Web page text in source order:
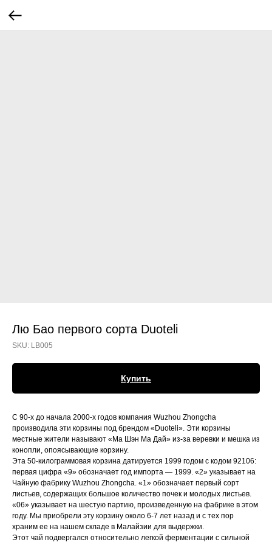
Лю Бао первого сорта Duoteli
SKU: LB005
Купить
С 90-х до начала 2000-х годов компания Wuzhou Zhongcha
производила эти корзины под брендом «Duoteli». Эти корзины
местные жители называют «Ма Шэн Ма Дай» из-за веревки и мешка из
конопли, опоясывающие корзину.
Эта 50-килограммовая корзина датируется 1999 годом с кодом 92106:
первая цифра «9» обозначает год импорта — 1999. «2» указывает на
Чайную фабрику Wuzhou Zhongcha. «1» обозначает первый сорт
листьев, содержащих большое количество почек и молодых листьев.
«06» указывает на шестую партию, произведенную на фабрике в этом
году. Мы приобрели эту корзину около 6-7 лет назад и с тех пор
храним ее на нашем складе в Малайзии для выдержки.
Этот чай подвергался относительно легкой ферментации с сильной